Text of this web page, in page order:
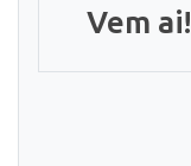
Vem ai!